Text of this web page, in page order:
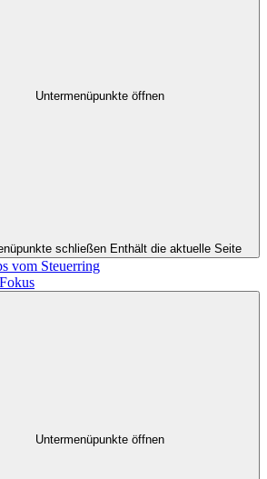
Untermenüpunkte öffnen
schließen Enthält die aktuelle Seite
vom Steuerring
Untermenüpunkte öffnen